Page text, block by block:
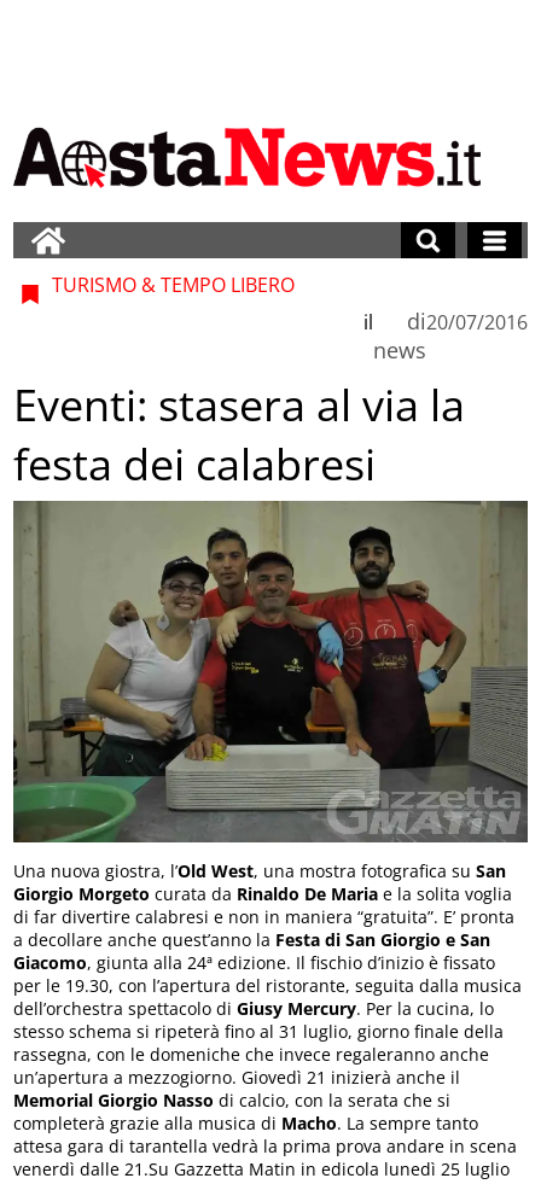
TURISMO & TEMPO LIBERO
di
news
il 20/07/2016
Eventi: stasera al via la
festa dei calabresi
Una nuova giostra, l’Old West, una mostra fotografica suSan
Giorgio Morgeto curata da Rinaldo De Maria e la solita voglia
di far divertire calabresi e non in maniera “gratuita”. E’ pronta
a decollare anche quest’anno la Festa di San Giorgio e San
Giacomo, giunta alla 24ª edizione. Il fischio d’inizio è fissato
per le 19.30, con l’apertura del ristorante, seguita dalla musica
dell’orchestra spettacolo diGiusy Mercury. Per la cucina, lo
stesso schema si ripeterà fino al 31 luglio, giorno finale della
rassegna, con le domeniche che invece regaleranno anche
un’apertura a mezzogiorno. Giovedì 21 inizierà anche il
Memorial Giorgio Nassodi calcio, con la serata che si
completerà grazie alla musica di Macho. La sempre tanto
attesa gara di tarantella vedrà la prima prova andare in scena
venerdì dalle 21.Su Gazzetta Matin in edicola lunedì 25 luglio